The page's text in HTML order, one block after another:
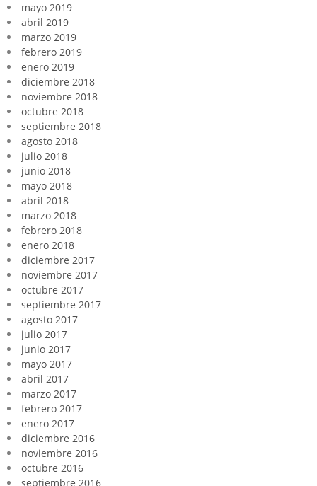
mayo 2019
abril 2019
marzo 2019
febrero 2019
enero 2019
diciembre 2018
noviembre 2018
octubre 2018
septiembre 2018
agosto 2018
julio 2018
junio 2018
mayo 2018
abril 2018
marzo 2018
febrero 2018
enero 2018
diciembre 2017
noviembre 2017
octubre 2017
septiembre 2017
agosto 2017
julio 2017
junio 2017
mayo 2017
abril 2017
marzo 2017
febrero 2017
enero 2017
diciembre 2016
noviembre 2016
octubre 2016
septiembre 2016